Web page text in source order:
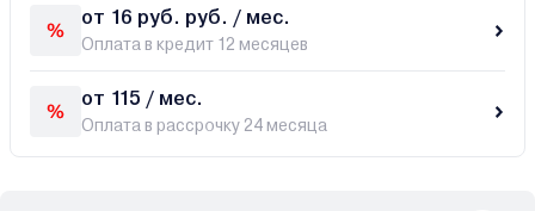
от 16 руб. руб. / мес.
Оплата в кредит 12 месяцев
от 115 / мес.
Оплата в рассрочку 24 месяца